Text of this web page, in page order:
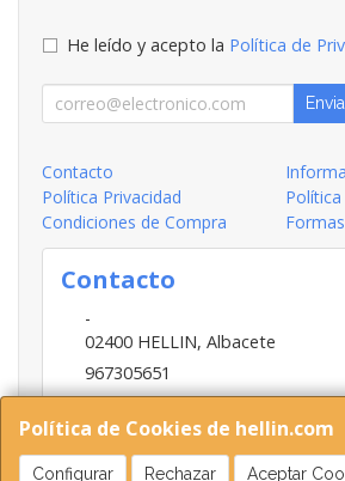
Política de Cookies de hellin.com
Configurar Rechazar Aceptar
He leído y acepto la Política de
Contacto
Política Privacidad
Condiciones de Compra
Contacto
-
02400 HELLIN, Albacete
967305651
INFO@HELLIN.COM